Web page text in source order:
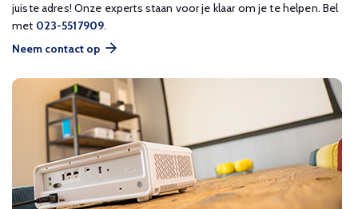
juiste adres! Onze experts staan voor je klaar om je te helpen. Bel
met 023-5517909.
Neem contact op